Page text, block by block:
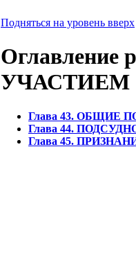
Подняться на уровень вверх
УЧАСТИЕМ
Глава 43. ОБЩИЕ
Глава 44.
Глава 45.